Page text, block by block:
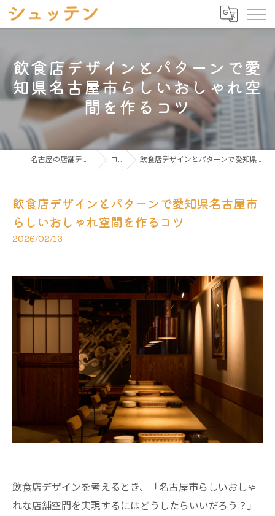
飲食店デザインとパターンで愛
知県名古屋市らしいおしゃれ空
間を作るコツ
名古屋の店舗デザインならシュッテン コラム 飲食店デザインとパターンで愛知県名古屋市らしいおしゃれ空間を作るコツ
飲食店デザインとパターンで愛知県名古屋市
らしいおしゃれ空間を作るコツ
2026/02/13
飲食店デザインを考えるとき、「名古屋市らしいおしゃ
れな店舗空間を実現するにはどうしたらいいだろう？」